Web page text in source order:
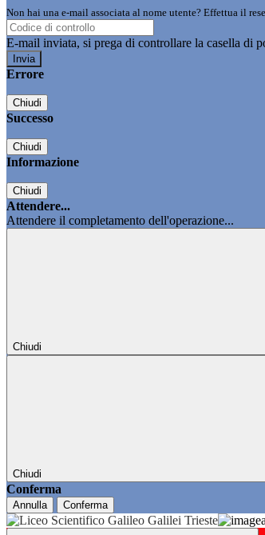
Non hai una e-mail associata al nome utente? Effettua il
E-mail inviata, si prega di controllare la casella di
Errore
Chiudi
Successo
Chiudi
Informazione
Chiudi
Attendere...
Attendere il completamento dell'operazione...
Chiudi
Chiudi
Conferma
Annulla Conferma